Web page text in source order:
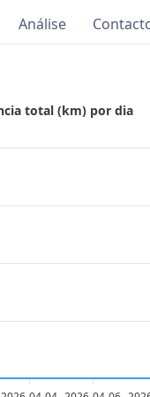
Análise
total (km) por dia